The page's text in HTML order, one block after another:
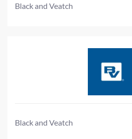
Black and Veatch
Black and Veatch